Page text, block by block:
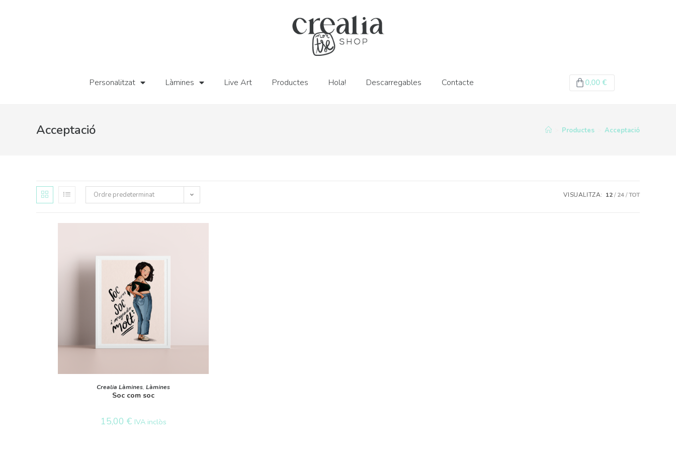
Personalitzat Làmines Live Art Productes Hola! Descarregables Contacte 0,00 €
Acceptació Productes Acceptació
Ordre predeterminat VISUALITZA: 12 24 TOT
AFEGEIX A LA CISTELLA
Crealia Làmines,Làmines
Soc com soc
15,00 € IVA inclòs